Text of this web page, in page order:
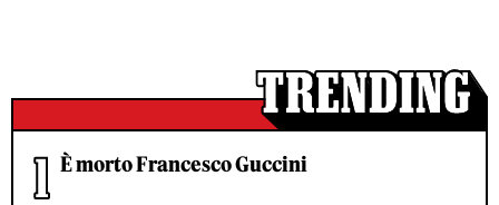
È morto Francesco Guccini